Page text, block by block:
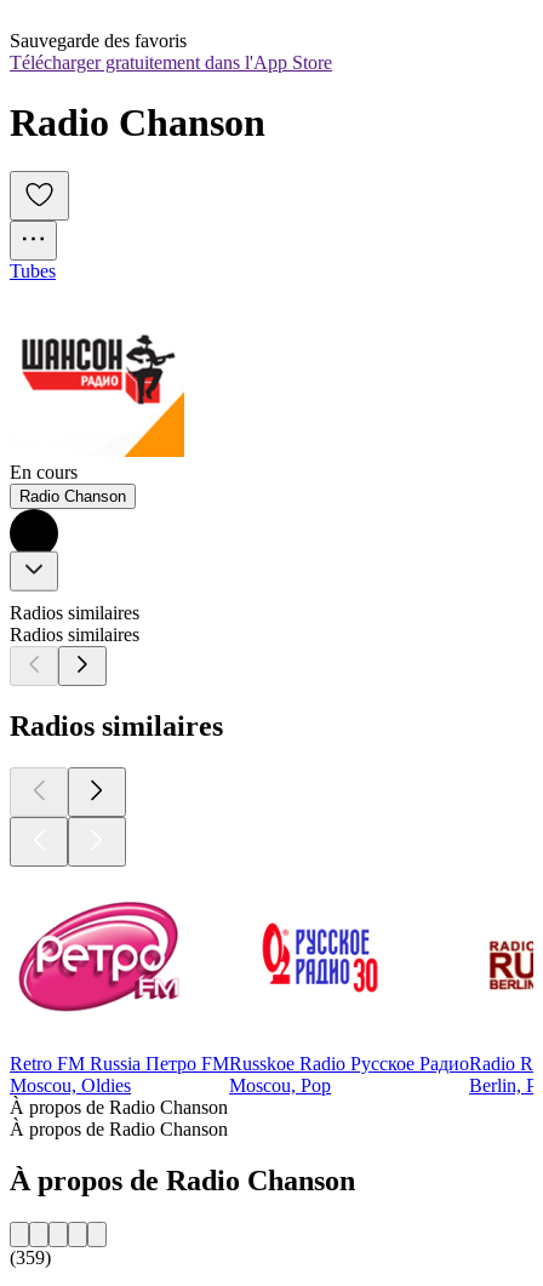
Sauvegarde des favoris
Télécharger gratuitement dans l'App Store
Radio Chanson
Tubes
En cours
Radio Chanson
Radios similaires
Radios similaires
Radios similaires
Retro FM Russia Петро FM
Moscou, Oldies
Russkoe Radio Русское Радио
Moscou, Pop
Radio
Berlin,
À propos de Radio Chanson
À propos de Radio Chanson
À propos de Radio Chanson
(359)